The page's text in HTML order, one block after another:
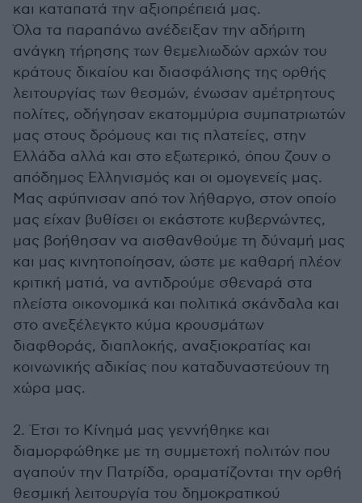
και καταπατά την αξιοπρέπειά μας.
Όλα τα παραπάνω ανέδειξαν την αδήριτη
ανάγκη τήρησης των θεμελιωδών αρχών του
κράτους δικαίου και διασφάλισης της ορθής
λειτουργίας των θεσμών, ένωσαν αμέτρητους
πολίτες, οδήγησαν εκατομμύρια συμπατριωτών
μας στους δρόμους και τις πλατείες, στην
Ελλάδα αλλά και στο εξωτερικό, όπου ζουν ο
απόδημος Ελληνισμός και οι ομογενείς μας.
Μας αφύπνισαν από τον λήθαργο, στον οποίο
μας είχαν βυθίσει οι εκάστοτε κυβερνώντες,
μας βοήθησαν να αισθανθούμε τη δύναμή μας
και μας κινητοποίησαν, ώστε με καθαρή πλέον
κριτική ματιά, να αντιδρούμε σθεναρά στα
πλείστα οικονομικά και πολιτικά σκάνδαλα και
στο ανεξέλεγκτο κύμα κρουσμάτων
διαφθοράς, διαπλοκής, αναξιοκρατίας και
κοινωνικής αδικίας που καταδυναστεύουν τη
χώρα μας.
2. Έτσι το Κίνημά μας γεννήθηκε και
διαμορφώθηκε με τη συμμετοχή πολιτών που
αγαπούν την Πατρίδα, οραματίζονται την ορθή
θεσμική λειτουργία του δημοκρατικού